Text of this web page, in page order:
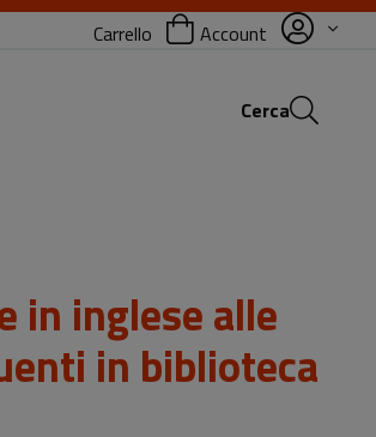
Carrello Account
Cerca
in inglese alle
in biblioteca